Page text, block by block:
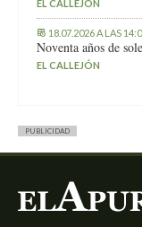
EL CALLEJÓN
18.07.2026 A LAS
Noventa años de
EL CALLEJÓN
PUBLICIDAD